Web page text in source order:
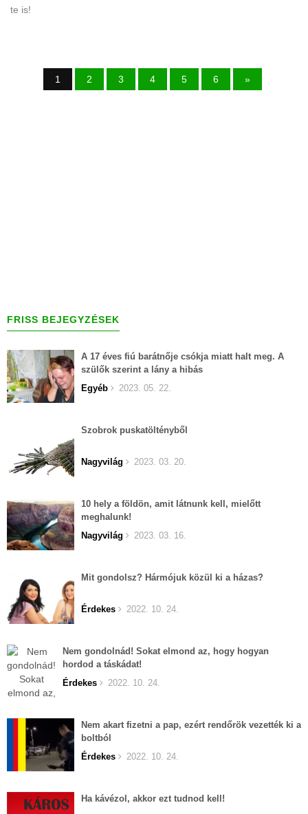
te is!
1 2 3 4 5 6 »
FRISS BEJEGYZÉSEK
A 17 éves fiú barátnője csókja miatt halt meg. A
szülők szerint a lány a hibás
Egyéb
2023. 05. 22.
Szobrok puskatöltényből
Nagyvilág 2023. 03. 20.
10 hely a földön, amit látnunk kell, mielőtt
meghalunk!
Nagyvilág
2023. 03. 16.
Mit gondolsz? Hármójuk közül ki a házas?
Érdekes 2022. 10. 24.
Nem gondolnád! Sokat elmond az, hogy hogyan
hordod a táskádat!
Érdekes
2022. 10. 24.
Nem akart fizetni a pap, ezért rendőrök vezették ki a
boltból
Érdekes
2022. 10. 24.
Ha kávézol, akkor ezt tudnod kell!